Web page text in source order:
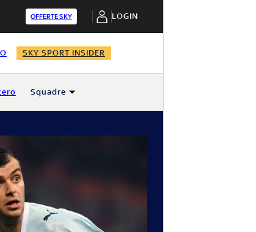
OFFERTE SKY LOGIN
SKY SPORT INSIDER
Squadre